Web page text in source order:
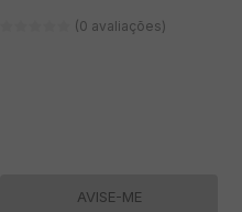
(0 avaliações)
AVISE-ME